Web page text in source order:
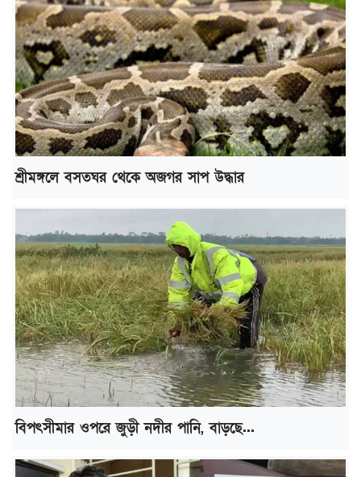
শ্রীমঙ্গলে বসতঘর থেকে অজগর সাপ উদ্ধার
বিপৎসীমার ওপরে জুড়ী নদীর পানি, বাড়ছে...